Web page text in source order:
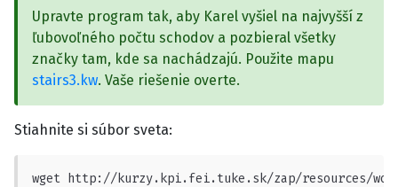
Upravte program tak, aby Karel vyšiel na najvyšší z
ľubovoľného počtu schodov a pozbieral všetky
značky tam, kde sa nachádzajú. Použite mapu
stairs3.kw. Vaše riešenie overte.
Stiahnite si súbor sveta:
wget http://kurzy.kpi.fei.tuke.sk/zap/resources/